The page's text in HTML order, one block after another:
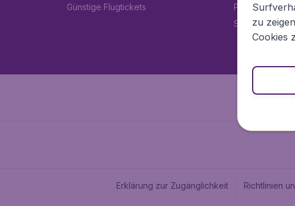
Günstige Flugtickets
Erklärung zur Zugänglichkeit Richtlinien
zu
Cookies